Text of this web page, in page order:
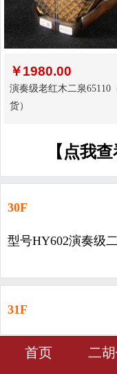
￥1980.00
演奏级老红木二泉65110
货）
【点我
30F
型号HY602演奏级
31F
型号HY603-演奏级
󰀁
首页 二